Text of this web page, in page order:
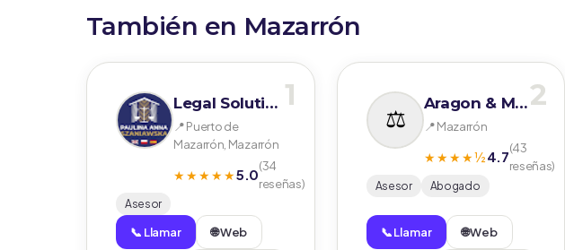
También en Mazarrón
1
Legal Solutions Paulina Anna Szaniawska
📍 Puerto de
Mazarrón, Mazarrón
★★★★★5.0(34
reseñas)
Asesor
📞 Llamar 🌐 Web
2
Aragon & Mendez
📍 Mazarrón
★★★★½4.7(43
reseñas)
Asesor Abogado
📞 Llamar 🌐 Web